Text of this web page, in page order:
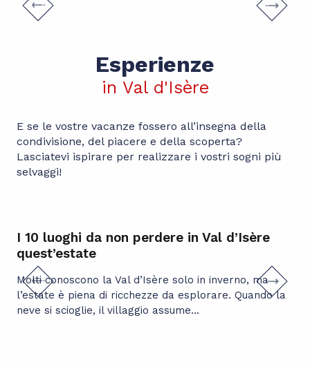
Visite guidate e passeggiate
Esperienze
in Val d'Isère
E se le vostre vacanze fossero all’insegna della
condivisione, del piacere e della scoperta?
Lasciatevi ispirare per realizzare i vostri sogni più
selvaggi!
I 10 luoghi da non perdere in Val d’Isère
quest’estate
Molti conoscono la Val d’Isère solo in inverno, ma
l’estate è piena di ricchezze da esplorare. Quando la
neve si scioglie, il villaggio assume...